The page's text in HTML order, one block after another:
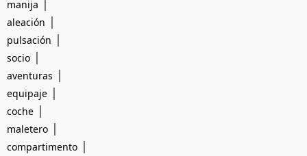
manija
aleación |
pulsación |
socio |
aventuras |
equipaje |
coche |
maletero |
compartimento |